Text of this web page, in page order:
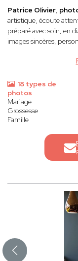
Patrice Olivier,
artistique, écoute
préparé avec soin, en
images sincères,
18 types de
photos
Mariage
Grossesse
Famille